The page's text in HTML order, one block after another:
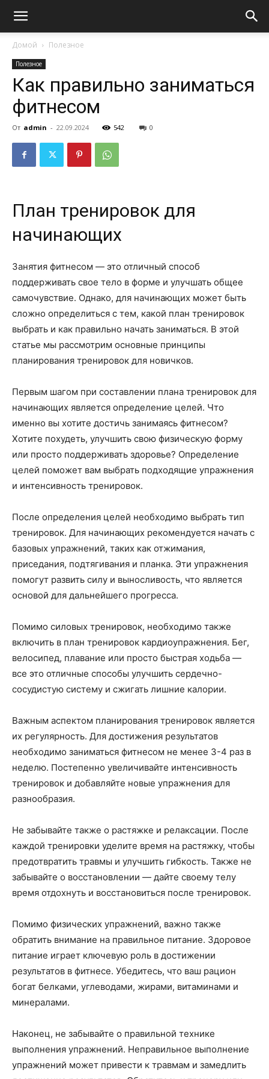
Домой Полезное
Полезное
Как правильно заниматься
фитнесом
От admin - 22.09.2024 542 0
План тренировок для
начинающих
Занятия фитнесом — это отличный способ
поддерживать свое тело в форме и улучшать общее
самочувствие. Однако, для начинающих может быть
сложно определиться с тем, какой план тренировок
выбрать и как правильно начать заниматься. В этой
статье мы рассмотрим основные принципы
планирования тренировок для новичков.
Первым шагом при составлении плана тренировок для
начинающих является определение целей. Что
именно вы хотите достичь занимаясь фитнесом?
Хотите похудеть, улучшить свою физическую форму
или просто поддерживать здоровье? Определение
целей поможет вам выбрать подходящие упражнения
и интенсивность тренировок.
После определения целей необходимо выбрать тип
тренировок. Для начинающих рекомендуется начать с
базовых упражнений, таких как отжимания,
приседания, подтягивания и планка. Эти упражнения
помогут развить силу и выносливость, что является
основой для дальнейшего прогресса.
Помимо силовых тренировок, необходимо также
включить в план тренировок кардиоупражнения. Бег,
велосипед, плавание или просто быстрая ходьба —
все это отличные способы улучшить сердечно-
сосудистую систему и сжигать лишние калории.
Важным аспектом планирования тренировок является
их регулярность. Для достижения результатов
необходимо заниматься фитнесом не менее 3-4 раз в
неделю. Постепенно увеличивайте интенсивность
тренировок и добавляйте новые упражнения для
разнообразия.
Не забывайте также о растяжке и релаксации. После
каждой тренировки уделите время на растяжку, чтобы
предотвратить травмы и улучшить гибкость. Также не
забывайте о восстановлении — дайте своему телу
время отдохнуть и восстановиться после тренировок.
Помимо физических упражнений, важно также
обратить внимание на правильное питание. Здоровое
питание играет ключевую роль в достижении
результатов в фитнесе. Убедитесь, что ваш рацион
богат белками, углеводами, жирами, витаминами и
минералами.
Наконец, не забывайте о правильной технике
выполнения упражнений. Неправильное выполнение
упражнений может привести к травмам и замедлить